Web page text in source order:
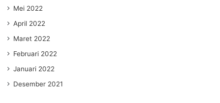
Mei 2022
April 2022
Maret 2022
Februari 2022
Januari 2022
Desember 2021